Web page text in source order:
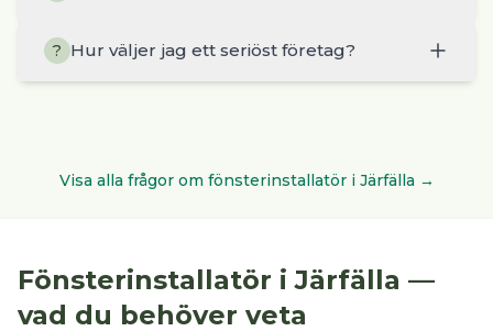
? Hur väljer jag ett seriöst företag?
Visa alla frågor om fönsterinstallatöri Järfälla →
Fönsterinstallatör i Järfälla —
vad du behöver veta